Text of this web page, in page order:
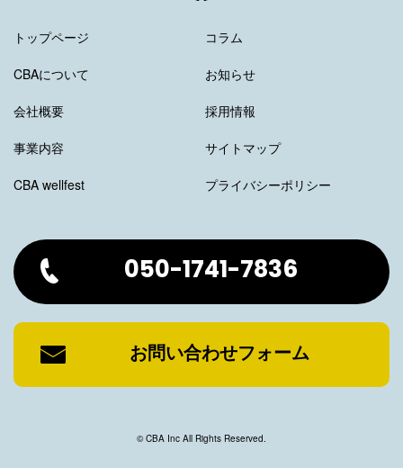
トップページ
CBAについて
会社概要
事業内容
CBA wellfest
コラム
お知らせ
採用情報
サイトマップ
プライバシーポリシー
050-1741-7836
お問い合わせフォーム
© CBA Inc All Rights Reserved.